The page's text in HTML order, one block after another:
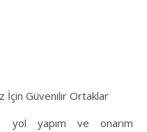
İçin Güvenilir Ortaklar
yol yapım ve onarım